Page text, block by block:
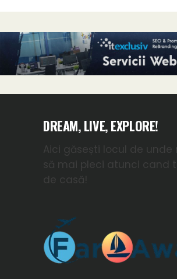
DREAM, LIVE, EXPLORE!
Aici găsești locul de unde
să mai pleci atunci cand
de casă!